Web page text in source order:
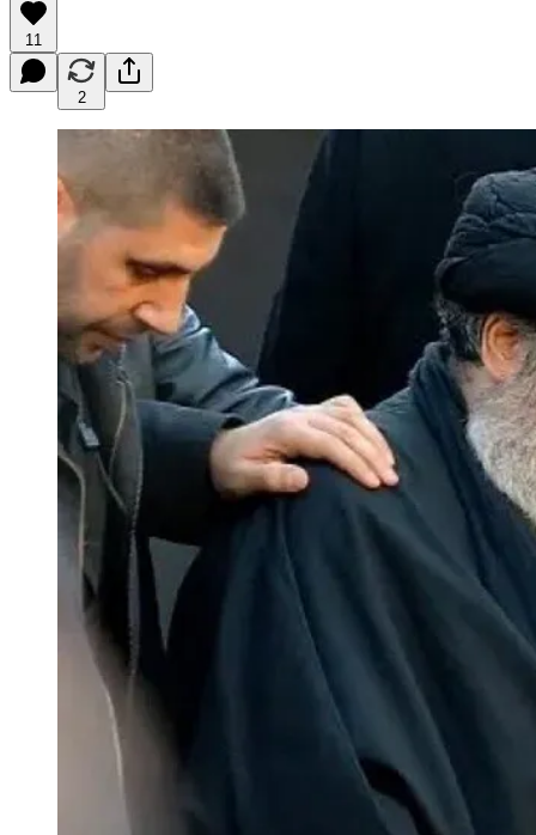
11
2